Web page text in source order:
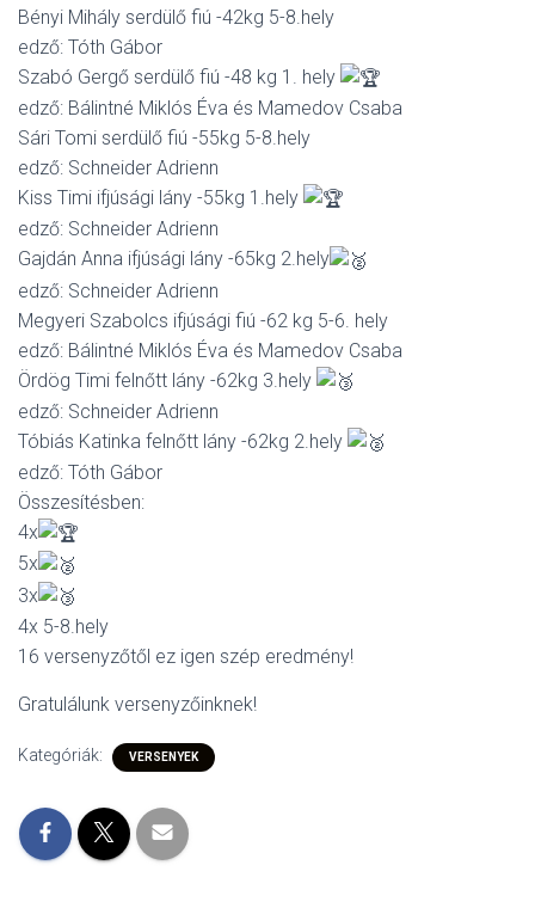
Bényi Mihály serdülő fiú -42kg 5-8.hely
edző: Tóth Gábor
Szabó Gergő serdülő fiú -48 kg 1. hely
edző: Bálintné Miklós Éva és Mamedov Csaba
Sári Tomi serdülő fiú -55kg 5-8.hely
edző: Schneider Adrienn
Kiss Timi ifjúsági lány -55kg 1.hely
edző: Schneider Adrienn
Gajdán Anna ifjúsági lány -65kg 2.hely
edző: Schneider Adrienn
Megyeri Szabolcs ifjúsági fiú -62 kg 5-6. hely
edző: Bálintné Miklós Éva és Mamedov Csaba
Ördög Timi felnőtt lány -62kg 3.hely
edző: Schneider Adrienn
Tóbiás Katinka felnőtt lány -62kg 2.hely
edző: Tóth Gábor
Összesítésben:
4x
5x
3x
4x 5-8.hely
16 versenyzőtől ez igen szép eredmény!
Gratulálunk versenyzőinknek!
Kategóriák: VERSENYEK